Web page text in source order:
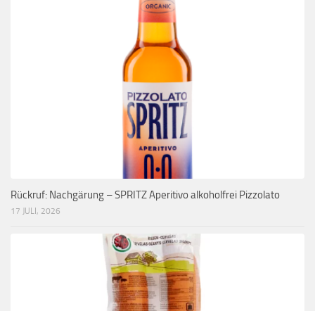
Rückruf: Nachgärung – SPRITZ Aperitivo alkoholfrei Pizzolato
17 JULI, 2026